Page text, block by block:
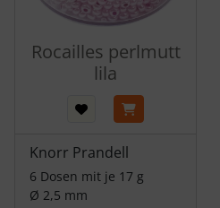
Rocailles perlmutt
lila
Knorr Prandell
6 Dosen mit je 17 g
Ø 2,5 mm